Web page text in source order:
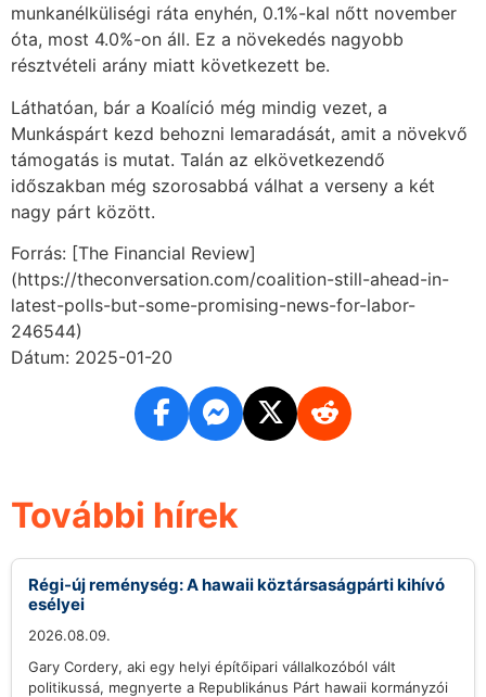
munkanélküliségi ráta enyhén, 0.1%-kal nőtt november
óta, most 4.0%-on áll. Ez a növekedés nagyobb
résztvételi arány miatt következett be.
Láthatóan, bár a Koalíció még mindig vezet, a
Munkáspárt kezd behozni lemaradását, amit a növekvő
támogatás is mutat. Talán az elkövetkezendő
időszakban még szorosabbá válhat a verseny a két
nagy párt között.
Forrás: [The Financial Review]
(https://theconversation.com/coalition-still-ahead-in-
latest-polls-but-some-promising-news-for-labor-
246544)
Dátum: 2025-01-20
További hírek
Régi-új reménység: A hawaii köztársaságpárti kihívó
esélyei
2026.08.09.
Gary Cordery, aki egy helyi építőipari vállalkozóból vált
politikussá, megnyerte a Republikánus Párt hawaii kormányzói